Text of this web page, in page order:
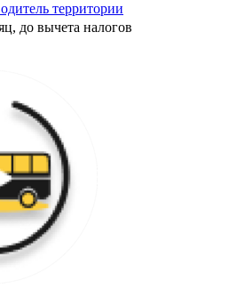
территории
до вычета налогов